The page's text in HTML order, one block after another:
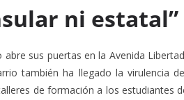
ni estatal”
sus puertas en la Avenida
también ha llegado la virulencia
de formación a los estudiantes